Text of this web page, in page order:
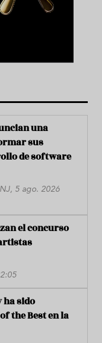
una
sus
de software
5 ago. 2026
el concurso
ha sido
the Best en la